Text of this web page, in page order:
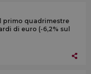
primo quadrimestre
di euro (-6,2% sul